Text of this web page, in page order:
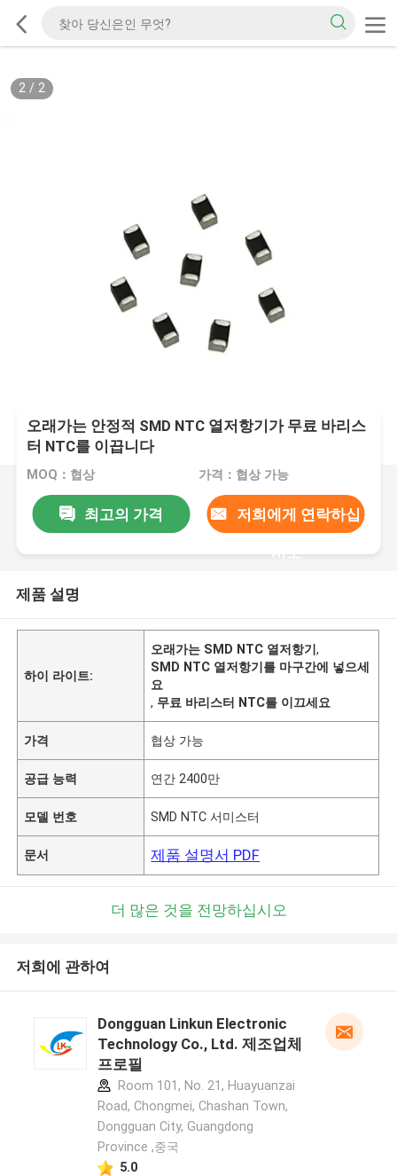
2/ 2
오래가는 안정적 SMD NTC 열저항기가 무료 바리스
터 NTC를 이끕니다
MOQ：협상 가격：협상 가능
최고의 가격 저희에게 연락하십
시오
제품 설명
하이 라이트:
오래가는 SMD NTC 열저항기,
SMD NTC 열저항기를 마구간에 넣으세
요
, 무료 바리스터 NTC를 이끄세요
가격 협상 가능
공급 능력 연간 2400만
모델 번호 SMD NTC 서미스터
문서 제품 설명서 PDF
더 많은 것을 전망하십시오
저희에 관하여
Dongguan Linkun Electronic
Technology Co., Ltd. 제조업체
프로필
Room 101, No. 21, Huayuanzai
Road, Chongmei, Chashan Town,
Dongguan City, Guangdong
Province ,중국
5.0